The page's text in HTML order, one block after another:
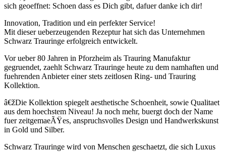
sich geoeffnet: Schoen dass es Dich gibt, dafuer danke ich dir!
Innovation, Tradition und ein perfekter Service!
Mit dieser ueberzeugenden Rezeptur hat sich das Unternehmen
Schwarz Trauringe erfolgreich entwickelt.
Vor ueber 80 Jahren in Pforzheim als Trauring Manufaktur
gegruendet, zaehlt Schwarz Trauringe heute zu dem namhaften und
fuehrenden Anbieter einer stets zeitlosen Ring- und Trauring
Kollektion.
â€žDie Kollektion spiegelt aesthetische Schoenheit, sowie Qualitaet
aus dem hoechstem Niveau! Ja noch mehr, buergt doch der Name
fuer zeitgemaeÃŸes, anspruchsvolles Design und Handwerkskunst
in Gold und Silber.
Schwarz Trauringe wird von Menschen geschaetzt, die sich Luxus